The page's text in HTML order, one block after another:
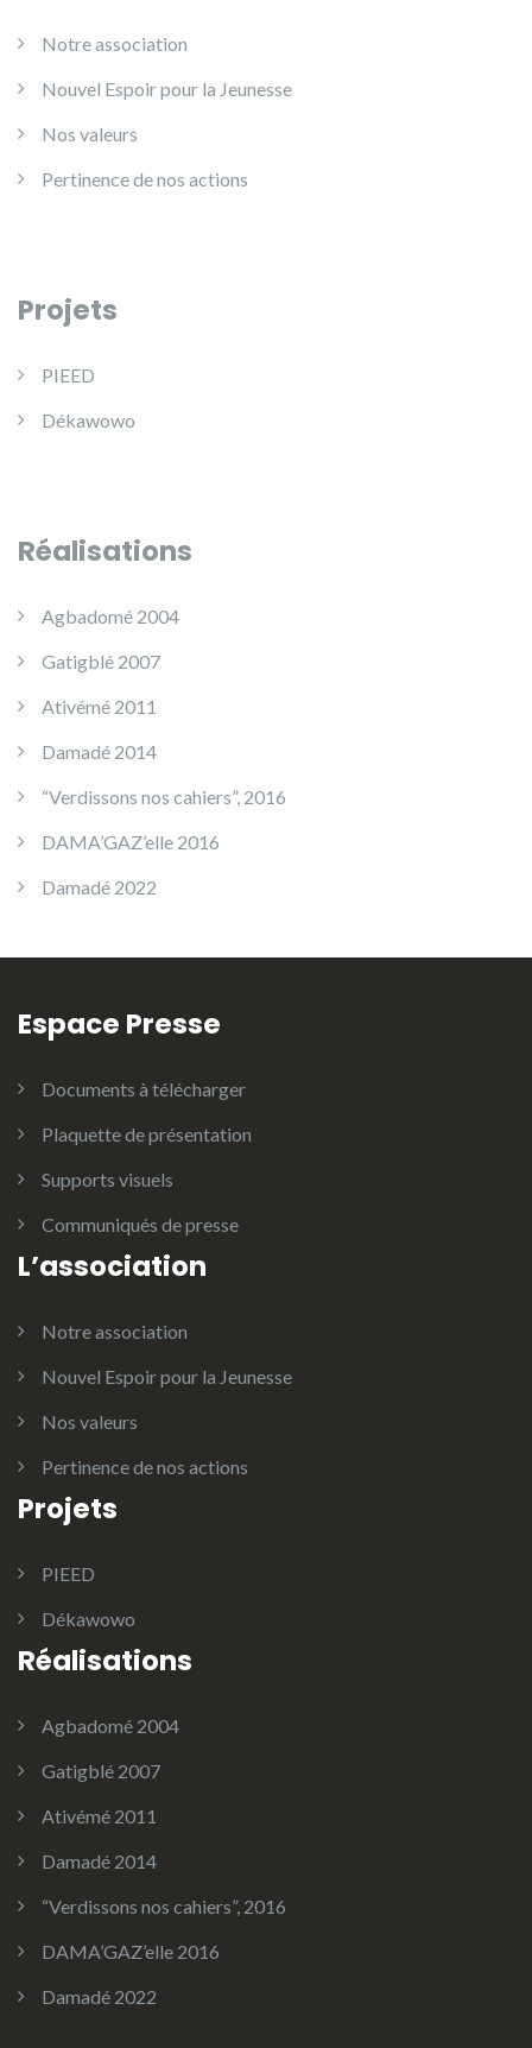
Notre association
Nouvel Espoir pour la Jeunesse
Nos valeurs
Pertinence de nos actions
Projets
PIEED
Dékawowo
Réalisations
Agbadomé 2004
Gatigblé 2007
Ativémé 2011
Damadé 2014
“Verdissons nos cahiers”, 2016
DAMA’GAZ’elle 2016
Damadé 2022
Espace Presse
Documents à télécharger
Plaquette de présentation
Supports visuels
Communiqués de presse
L’association
Notre association
Nouvel Espoir pour la Jeunesse
Nos valeurs
Pertinence de nos actions
Projets
PIEED
Dékawowo
Réalisations
Agbadomé 2004
Gatigblé 2007
Ativémé 2011
Damadé 2014
“Verdissons nos cahiers”, 2016
DAMA’GAZ’elle 2016
Damadé 2022